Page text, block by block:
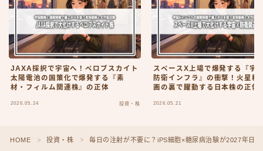
JAXA採択で宇宙へ！ペロブスカイト
太陽電池の国策化で爆発する『素
材・フィルム関連株』の正体
2026.05.24 投資・株
スペースX上場で爆発する『宇
防衛インフラ』の衝撃！火星移
画の裏で躍動する日本株の正体
2026.05.21
HOME ＞ 投資・株 ＞ 毎日の注射が不要に？iPS細胞×糖尿病治験が2027年日